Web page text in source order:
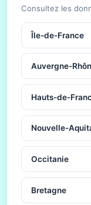
Consultez les
Île-de-France
Auvergne-
Hauts-de-
Nouvelle-
Occitanie
Bretagne